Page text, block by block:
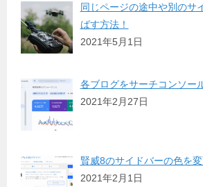
同じページの途中や別のサ
ばす方法！
2021年5月1日
各ブログをサーチコンソー
2021年2月27日
賢威8のサイドバーの色を変
2021年2月1日